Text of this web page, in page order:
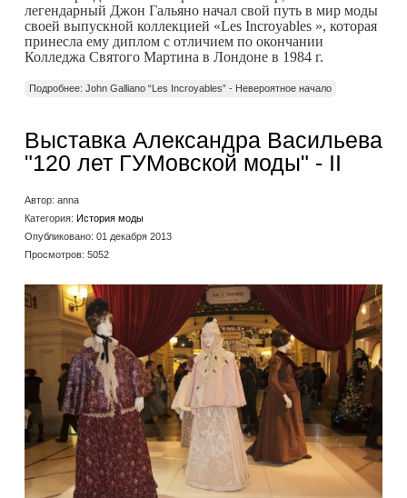
легендарный Джон Гальяно начал свой путь в мир моды
своей выпускной коллекцией «Les Incroyables », которая
принесла ему диплом с отличием по окончании
Колледжа Святого Мартина в Лондоне в 1984 г.
Подробнее: John Galliano “Les Incroyables” - Невероятное начало
Выставка Александра Васильева
"120 лет ГУМовской моды" - II
Автор: anna
Категория: История моды
Опубликовано: 01 декабря 2013
Просмотров: 5052